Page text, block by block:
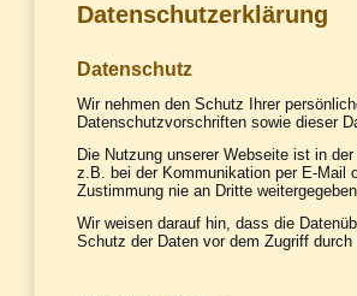
Datenschutzerklärung
Datenschutz
Wir nehmen den Schutz Ihrer
Datenschutzvorschriften sowie dieser
Die Nutzung unserer Webseite ist in
z.B. bei der Kommunikation per E-Mail
Zustimmung nie an Dritte
Wir weisen darauf hin, dass die
Schutz der Daten vor dem Zugriff